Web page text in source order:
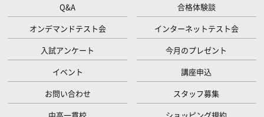
Q&A
合格体験談
オンデマンドテスト会
インターネットテスト会
入試アンケート
今月のプレゼント
イベント
講座申込
お問い合わせ
スタッフ募集